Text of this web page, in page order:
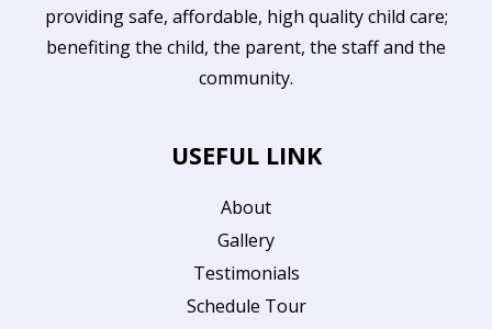
providing safe, affordable, high quality child care;
benefiting the child, the parent, the staff and the
community.
USEFUL LINK
About
Gallery
Testimonials
Schedule Tour